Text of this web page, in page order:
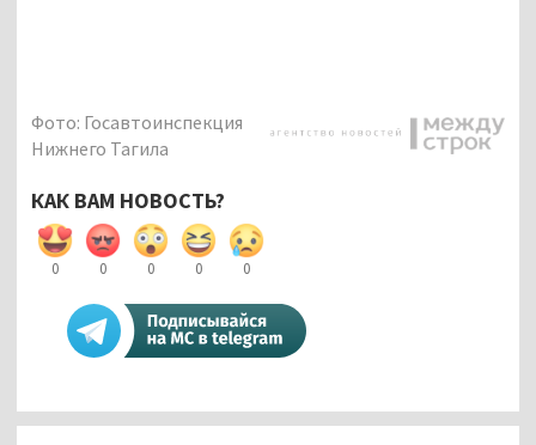
Фото: Госавтоинспекция
Нижнего Тагила
КАК ВАМ НОВОСТЬ?
0 0 0 0 0